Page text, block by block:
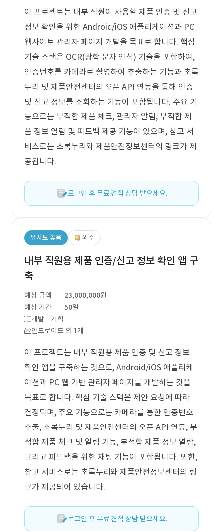
이 프로젝트는 내부 직원이 사용할 제품 인증 및 신고
정보 확인을 위한 Android/iOS 애플리케이션과 PC
웹사이트 관리자 페이지 개발을 목표로 합니다. 핵심
기술 스택은 OCR(광학 문자 인식) 기술을 포함하여,
인증번호를 카메라로 촬영하여 추출하는 기능과 초록
누리 및 제품안전센터의 오픈 API 연동을 통해 인증
및 신고 정보를 조회하는 기능이 포함됩니다. 주요 기
능으로는 부적합 제품 체크, 관리자 알림, 부적합 제
품 정보 열람 및 피드백 제공 기능이 있으며, 참고 서
비스로는 초록누리와 제품안전정보센터의 링크가 제
공됩니다.
로그인 후 무료 견적 상담 받으세요.
유사도 높음 외주
내부 직원용 제품 인증/신고 정보 확인 앱 구
축
예상 금액
23,000,000원
예상 기간
50일
개발 · 기획
안드로이드 외 1개
이 프로젝트는 내부 직원용 제품 인증 및 신고 정보
확인 앱을 구축하는 것으로, Android/iOS 애플리케
이션과 PC 웹 기반 관리자 페이지를 개발하는 것을
목표로 합니다. 핵심 기술 스택은 제안 요청에 따라
결정되며, 주요 기능으로는 카메라를 통한 인증번호
추출, 초록누리 및 제품안전센터의 오픈 API 연동, 부
적합 제품 체크 및 알림 기능, 부적합 제품 정보 열람,
그리고 피드백을 위한 채팅 기능이 포함됩니다. 또한,
참고 서비스로는 초록누리와 제품안전정보센터의 링
크가 제공되어 있습니다.
로그인 후 무료 견적 상담 받으세요.